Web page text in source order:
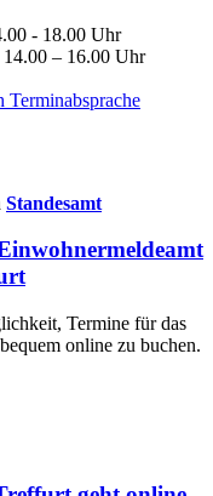
- 18.00 Uhr
– 16.00 Uhr
Terminabsprache
Standesamt
Termine für das
online zu buchen.